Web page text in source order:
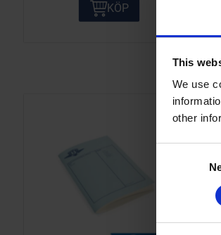
This
We use
other
KÖP